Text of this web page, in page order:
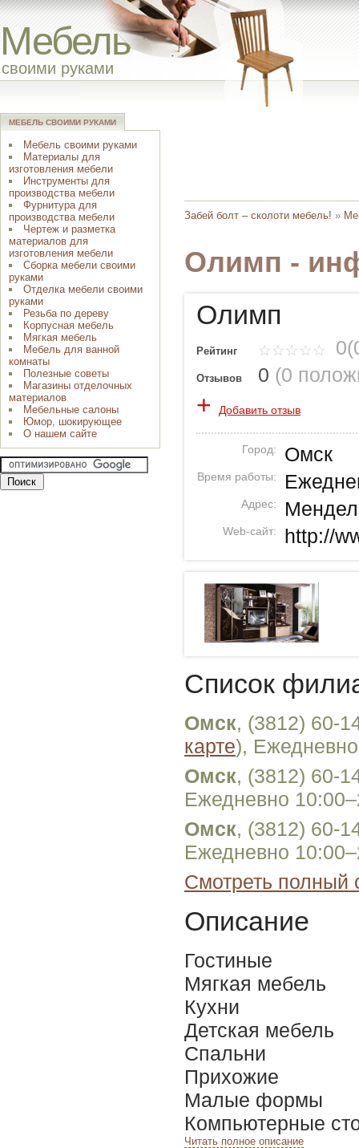
Мебель
своими руками
Забей болт – сколоти мебель! »
Олимп -
Олимп
Рейтинг
Отзывов 0 (0
+ Добавить отзыв
Город: Омск
Время работы:
Адрес:
Web-сайт: http://
Список
Омск, (3812) 60-
карте),
Омск, (3812) 60-
Ежедневно
Омск, (3812) 60-
Ежедневно
Смотреть полный
Описание
Гостиные
Мягкая мебель
Кухни
Детская мебель
Спальни
Прихожие
Малые формы
Компьютерные
Читать полное описание
МЕБЕЛЬ СВОИМИ РУКАМИ
Мебель своими руками
Материалы для
изготовления мебели
Инструменты для
производства мебели
Фурнитура для
производства мебели
Чертеж и разметка
материалов для
изготовления мебели
Сборка мебели своими
руками
Отделка мебели своими
руками
Резьба по дереву
Корпусная мебель
Мягкая мебель
Мебель для ванной
комнаты
Полезные советы
Магазины отделочных
материалов
Мебельные салоны
Юмор, шокирующее
О нашем сайте